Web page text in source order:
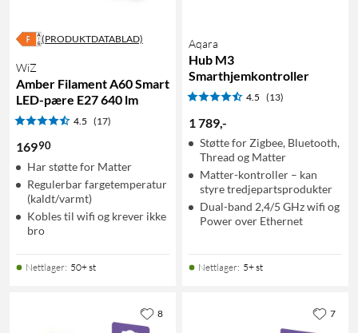
(PRODUKTDATABLAD)
WiZ
Amber Filament A60 Smart
LED-pære E27 640 lm
4.5 (17)
16990
Har støtte for Matter
Regulerbar fargetemperatur
(kaldt/varmt)
Kobles til wifi og krever ikke
bro
Nettlager: 50+ st
Aqara
Hub M3
Smarthjemkontroller
4.5 (13)
1 789,-
Støtte for Zigbee, Bluetooth,
Thread og Matter
Matter-kontroller – kan
styre tredjepartsprodukter
Dual-band 2,4/5 GHz wifi og
Power over Ethernet
Nettlager: 5+ st
8 7